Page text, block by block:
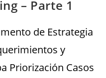
– Parte 1
de Estrategia
y
Priorización Casos